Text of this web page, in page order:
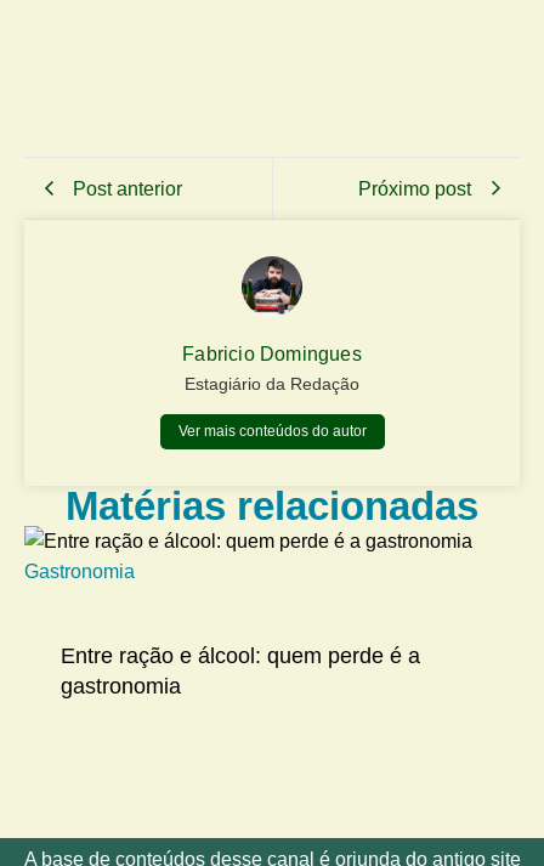
Post anterior Próximo post
Fabricio Domingues
Estagiário da Redação
Ver mais conteúdos do autor
Matérias relacionadas
Gastronomia
Entre ração e álcool: quem perde é a
gastronomia
A base de conteúdos desse canal é oriunda do antigo site